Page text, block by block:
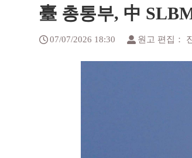
臺 총통부, 中
07/07/2026 18:30 원고 편집：